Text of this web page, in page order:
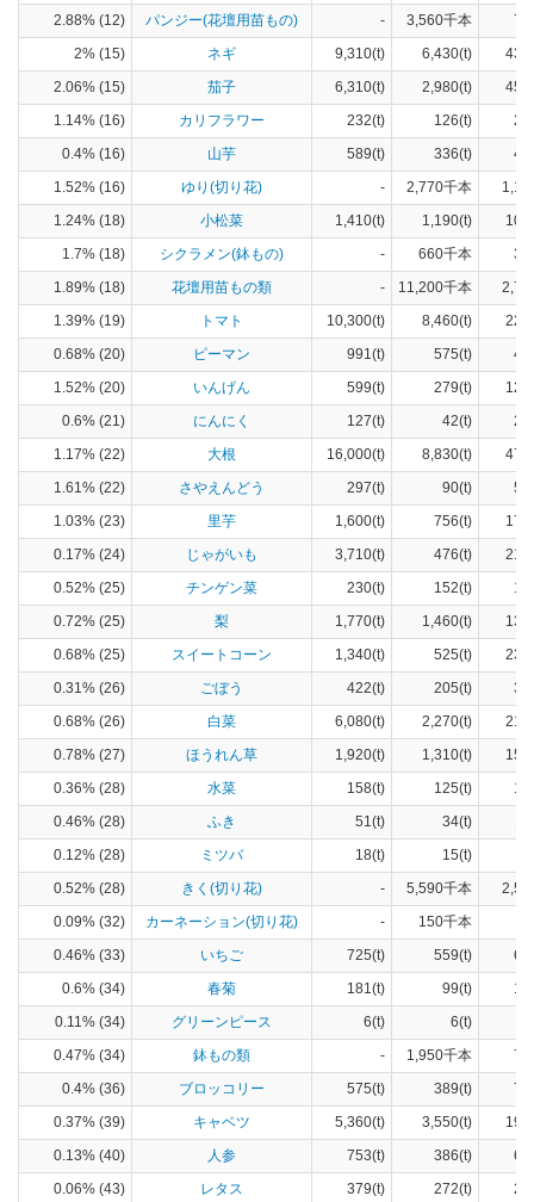
2.88% (12)
パンジー(花壇用苗もの) - 3,560千本
2% (15)
ネギ 9,310(t) 6,430(t)
2.06% (15)
茄子 6,310(t) 2,980(t)
1.14% (16)
カリフラワー 232(t) 126(t)
0.4% (16)
山芋 589(t) 336(t)
1.52% (16)
ゆり(切り花) - 2,770千本
1.24% (18)
小松菜 1,410(t) 1,190(t)
1.7% (18)
シクラメン(鉢もの) - 660千本
1.89% (18)
花壇用苗もの類 - 11,200千本
1.39% (19)
トマト 10,300(t) 8,460(t)
0.68% (20)
ピーマン 991(t) 575(t)
1.52% (20)
いんげん 599(t) 279(t)
0.6% (21)
にんにく 127(t) 42(t)
1.17% (22)
大根 16,000(t) 8,830(t)
1.61% (22)
さやえんどう 297(t) 90(t)
1.03% (23)
里芋 1,600(t) 756(t)
0.17% (24)
じゃがいも 3,710(t) 476(t)
0.52% (25)
チンゲン菜 230(t) 152(t)
0.72% (25)
梨 1,770(t) 1,460(t)
0.68% (25)
スイートコーン 1,340(t) 525(t)
0.31% (26)
ごぼう 422(t) 205(t)
0.68% (26)
白菜 6,080(t) 2,270(t)
0.78% (27)
ほうれん草 1,920(t) 1,310(t)
0.36% (28)
水菜 158(t) 125(t)
0.46% (28)
ふき 51(t) 34(t)
0.12% (28)
ミツバ 18(t) 15(t)
0.52% (28)
きく(切り花) - 5,590千本
0.09% (32)
カーネーション(切り花) - 150千本
0.46% (33)
いちご 725(t) 559(t)
0.6% (34)
春菊 181(t) 99(t)
0.11% (34)
グリーンピース 6(t) 6(t)
0.47% (34)
鉢もの類 - 1,950千本
0.4% (36)
ブロッコリー 575(t) 389(t)
0.37% (39)
キャベツ 5,360(t) 3,550(t)
0.13% (40)
人参 753(t) 386(t)
0.06% (43)
レタス 379(t) 272(t)